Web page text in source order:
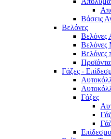
Βάσεις
Βελόνες
Βελόνες
Βελόνες
Βελόνες
Γάζες -
Γάζες